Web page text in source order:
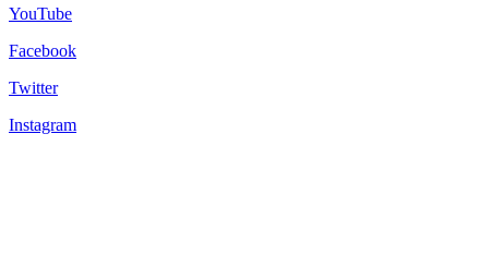
YouTube
Facebook
Twitter
Instagram